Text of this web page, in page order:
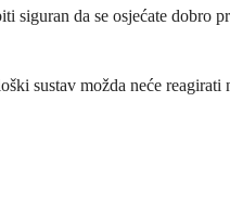
da se osjećate dobro
sustav možda neće reagirati